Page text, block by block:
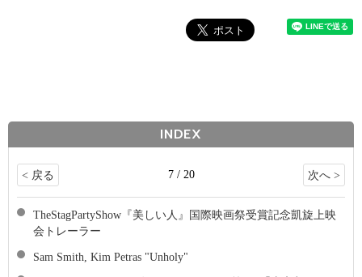
INDEX
< 戻る 7 / 20 次へ >
TheStagPartyShow『美しい人』国際映画祭受賞記念凱旋上映
会トレーラー
Sam Smith, Kim Petras "Unholy"